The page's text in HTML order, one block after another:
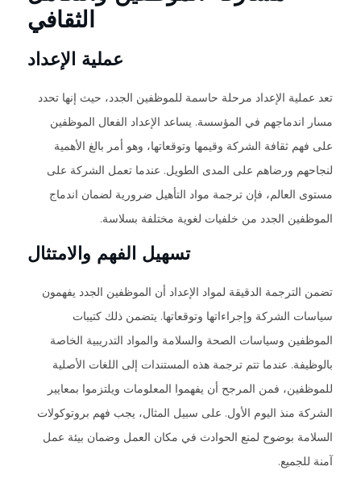
الثقافي
عملية الإعداد
تعد عملية الإعداد مرحلة حاسمة للموظفين الجدد، حيث إنها تحدد
مسار اندماجهم في المؤسسة. يساعد الإعداد الفعال الموظفين
على فهم ثقافة الشركة وقيمها وتوقعاتها، وهو أمر بالغ الأهمية
لنجاحهم ورضاهم على المدى الطويل. عندما تعمل الشركة على
مستوى العالم، فإن ترجمة مواد التأهيل ضرورية لضمان اندماج
الموظفين الجدد من خلفيات لغوية مختلفة بسلاسة.
تسهيل الفهم والامتثال
تضمن الترجمة الدقيقة لمواد الإعداد أن الموظفين الجدد يفهمون
سياسات الشركة وإجراءاتها وتوقعاتها. يتضمن ذلك كتيبات
الموظفين وسياسات الصحة والسلامة والمواد التدريبية الخاصة
بالوظيفة. عندما تتم ترجمة هذه المستندات إلى اللغات الأصلية
للموظفين، فمن المرجح أن يفهموا المعلومات ويلتزموا بمعايير
الشركة منذ اليوم الأول. على سبيل المثال، يجب فهم بروتوكولات
السلامة بوضوح لمنع الحوادث في مكان العمل وضمان بيئة عمل
آمنة للجميع.